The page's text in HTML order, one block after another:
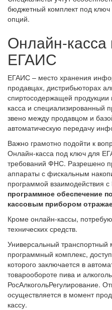
бюджетный комплект под
опций.
Онлайн-касса
ЕГАИС
ЕГАИС – место хранения
продавцах, дистрибьюторах
спиртосодержащей продукции
касса и
звено между продавцом и
автоматическую передачу
Важно грамотно подойти к
Онлайн-касса под ключ для
требований ФНС. Разрешено
аппараты с фискальным
программой взаимодействия
программное обеспечение
кассовым прибором
Кроме онлайн-кассы,
технических средств.
Универсальный транспортный
программный комплекс,
которого заключается в
товарообороте пива и
РосАлкогольРегулирование.
осуществляется в момент
кассу.